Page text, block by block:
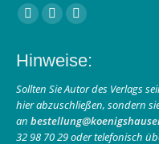
Finden Sie uns auf:
Facebook
opens
in
new
window
Instagram
opens
in
new
window
E-
page
opens
in
new
Hinweise:
Sollten Sie Autor des Verlags
hier abzuschließen, sondern
an
32 98 70 29 oder telefonisch